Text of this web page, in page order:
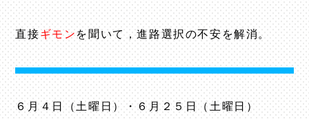
直接ギモン を聞いて，進路選択の不安を解消。
６月４日（土曜日）・６月２５日（土曜日）